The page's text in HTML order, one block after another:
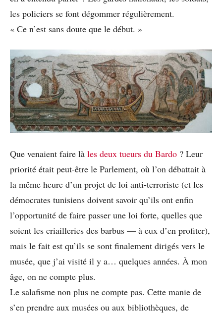
les policiers se font dégommer régulièrement.
« Ce n’est sans doute que le début. »
Que venaient faire là les deux tueurs du Bardo ? Leur
priorité était peut-être le Parlement, où l’on débattait à
la même heure d’un projet de loi anti-terroriste (et les
démocrates tunisiens doivent savoir qu’ils ont enfin
l’opportunité de faire passer une loi forte, quelles que
soient les criailleries des barbus — à eux d’en profiter),
mais le fait est qu’ils se sont finalement dirigés vers le
musée, que j’ai visité il y a… quelques années. À mon
âge, on ne compte plus.
Le salafisme non plus ne compte pas. Cette manie de
s’en prendre aux musées ou aux bibliothèques, de